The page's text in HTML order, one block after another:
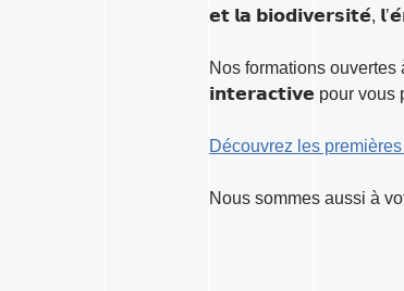
𝗲𝘁 𝗹𝗮 𝗯𝗶𝗼𝗱𝗶𝘃𝗲𝗿𝘀𝗶𝘁𝗲́,
Nos formations
𝗶𝗻𝘁𝗲𝗿𝗮𝗰𝘁𝗶𝘃𝗲 pour vous
Découvrez les
Nous sommes aussi à